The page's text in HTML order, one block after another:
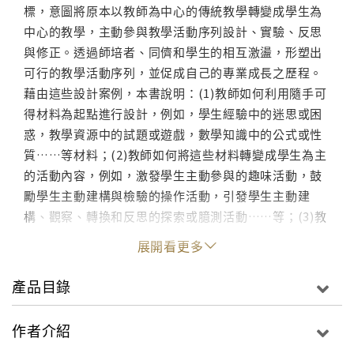
標，意圖將原本以教師為中心的傳統教學轉變成學生為
中心的教學，主動參與教學活動序列設計、實驗、反思
與修正。透過師培者、同儕和學生的相互激盪，形塑出
可行的教學活動序列，並促成自己的專業成長之歷程。
藉由這些設計案例，本書說明：(1)教師如何利用隨手可
得材料為起點進行設計，例如，學生經驗中的迷思或困
惑，教學資源中的試題或遊戲，數學知識中的公式或性
質……等材料；(2)教師如何將這些材料轉變成學生為主
的活動內容，例如，激發學生主動參與的趣味活動，鼓
勵學生主動建構與檢驗的操作活動，引發學生主動建
構、觀察、轉換和反思的探索或臆測活動……等；(3)教
師如何從師培者、同儕與學生處獲得回饋，並促成改變
與成長。這些現場教師的設計經驗，可以提供給所有數
學教師參考，特別是以學生為中心的教學設計者，可從
模仿或修改這些案例著手，正所謂「他山之石可以攻
展開看更多
產品目錄
作者介紹